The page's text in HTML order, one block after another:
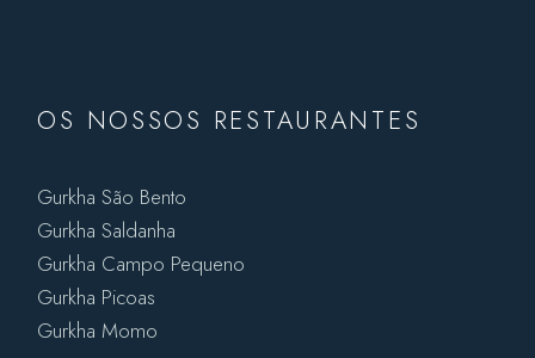
OS NOSSOS RESTAURANTES
Gurkha São Bento
Gurkha Saldanha
Gurkha Campo Pequeno
Gurkha Picoas
Gurkha Momo